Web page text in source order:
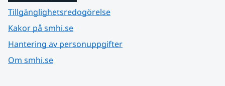
Tillgänglighetsredogörelse
Kakor på smhi.se
Hantering av personuppgifter
Om smhi.se